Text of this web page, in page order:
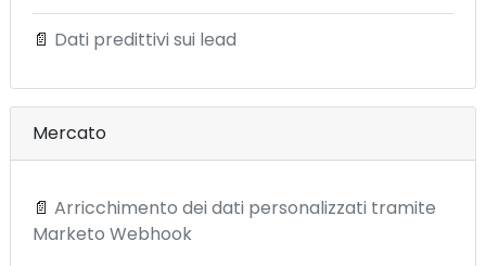
📄 Dati predittivi sui lead
Mercato
📄 Arricchimento dei dati personalizzati tramite
Marketo Webhook